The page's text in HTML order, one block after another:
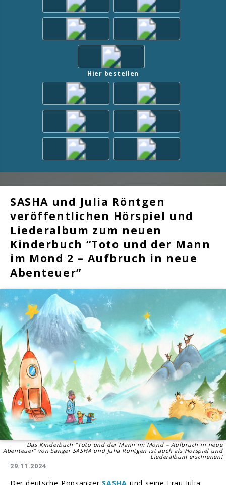
Hier bestellen
SASHA und Julia Röntgen
veröffentlichen Hörspiel und
Liederalbum zum neuen
Kinderbuch “Toto und der Mann
im Mond 2 – Aufbruch in neue
Abenteuer”
Das Kinderbuch "Toto und der Mann im Mond – Aufbruch in neue
Abenteuer" von Sänger SASHA und Julia Röntgen ist auch als Hörspiel und
Liederalbum erschienen!
29.11.2024